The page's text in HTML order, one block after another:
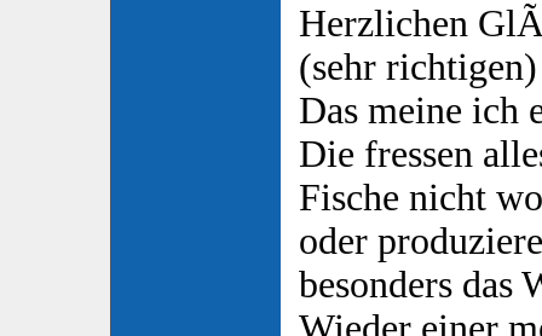
Herzlichen
(sehr
Das meine ich
Die fressen
Fische nicht
oder
besonders das